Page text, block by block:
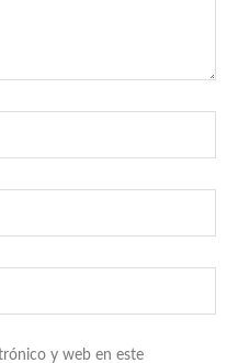
y web en este